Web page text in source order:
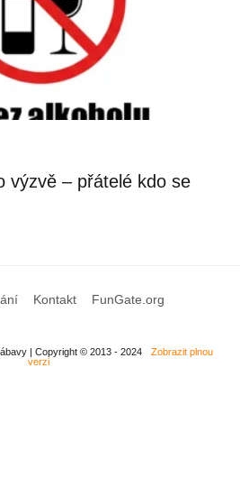
výzvě – přátelé kdo se
Kontakt FunGate.org
| Copyright © 2013 - 2024
Zobrazit plnou
verzi